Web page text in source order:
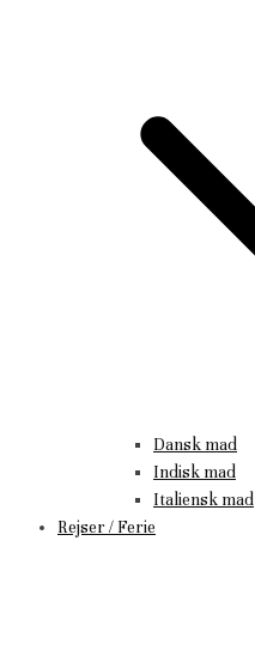
Dansk mad
Indisk mad
Italiensk mad
Rejser / Ferie